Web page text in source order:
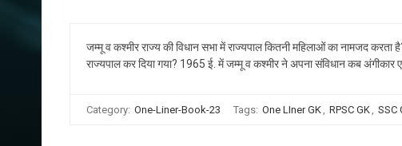
जम्मू व कश्मीर राज्य की विधान सभा में राज्यपाल कितनी महिलाओं का नामजद
राज्यपाल कर दिया गया? 1965 ई. में जम्मू व कश्मीर ने अपना संविधान कब अंगीकार
Category: One-Liner-Book-23 Tags: One LIner GK, RPSC GK, SSC